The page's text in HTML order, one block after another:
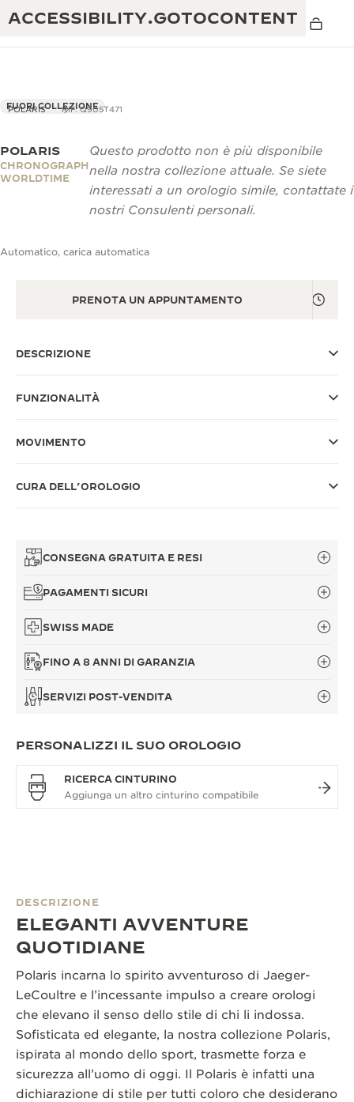
ACCESSIBILITY.GOTOCONTENT
GARANZIA JAEGER-LECOULTRE
GARANZIA DEI SEGNATEMPO
THE GOLDEN RATIO MUSICAL SHOW
IL REVERSO 1931 CAFÉ
MOSTRA “THE PERPETUAL
THE PRECISION PIONEER
ECCELLENZA: OLTRE 190 ANNI DI TRADIZIONE
CREATIVITÀ: OLTRE 430 BREVETTI
MAESTRIA: 108 MESTIERI
POLARIS RIF. Q905T471
FUORI COLLEZIONE
POLARIS
CHRONOGRAPH
WORLDTIME
Questo prodotto non è più disponibile
nella nostra collezione attuale. Se siete
interessati a un orologio simile, contattate i
nostri Consulenti personali.
Automatico, carica automatica
PRENOTA UN APPUNTAMENTO
DESCRIZIONE
FUNZIONALITÀ
MOVIMENTO
CURA DELL’OROLOGIO
CONSEGNA GRATUITA E RESI
PAGAMENTI SICURI
SWISS MADE
FINO A 8 ANNI DI GARANZIA
SERVIZI POST-VENDITA
PERSONALIZZI IL SUO OROLOGIO
RICERCA CINTURINO
DESCRIZIONE
ELEGANTI AVVENTURE
QUOTIDIANE
Polaris incarna lo spirito avventuroso di Jaeger-
LeCoultre e l’incessante impulso a creare orologi
che elevano il senso dello stile di chi li indossa.
Sofisticata ed elegante, la nostra collezione Polaris,
ispirata al mondo dello sport, trasmette forza e
sicurezza all’uomo di oggi. Il Polaris è infatti una
dichiarazione di stile per tutti coloro che desiderano